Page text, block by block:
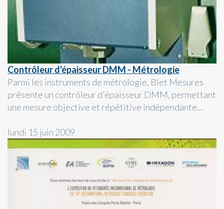
Contrôleur d'épaisseur DMM - Métrologie
Parmi les instruments de métrologie, Blet Mesures
présente un contrôleur d'épaisseur DMM, permettant
une mesure objective et répétitive indépendante...
lundi 15 juin 2009